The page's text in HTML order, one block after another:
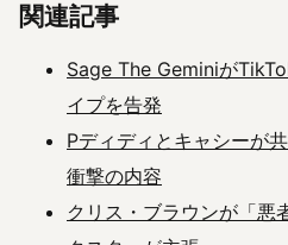
関連記事
Sage The Geminiが
イプを告発
Pディディとキャシーが
衝撃の内容
クリス・ブラウンが「悪